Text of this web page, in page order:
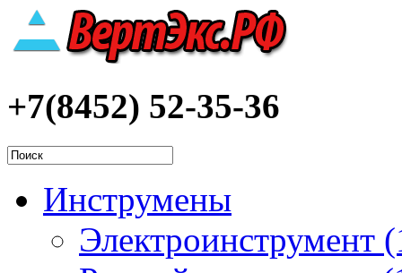
+7(8452) 52-35-36
Инструмены
Электроинструмент